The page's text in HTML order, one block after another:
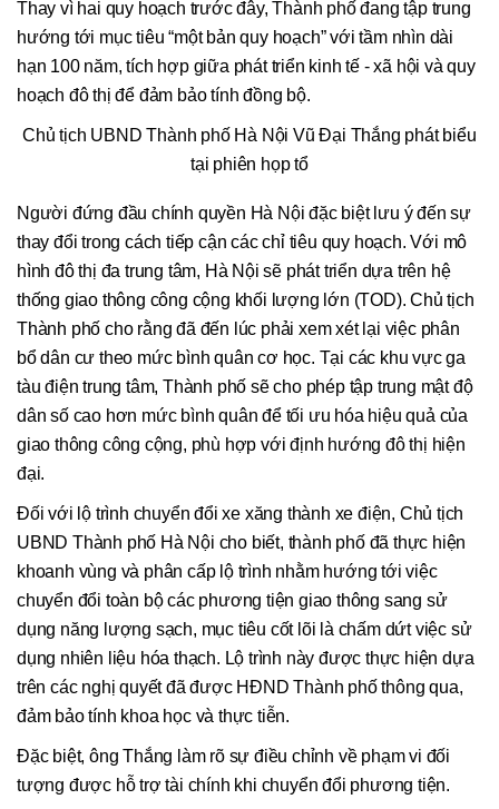
Thay vì hai quy hoạch trước đây, Thành phố đang tập trung
hướng tới mục tiêu “một bản quy hoạch” với tầm nhìn dài
hạn 100 năm, tích hợp giữa phát triển kinh tế - xã hội và quy
hoạch đô thị để đảm bảo tính đồng bộ.
Chủ tịch UBND Thành phố Hà Nội Vũ Đại Thắng phát biểu
tại phiên họp tổ
Người đứng đầu chính quyền Hà Nội đặc biệt lưu ý đến sự
thay đổi trong cách tiếp cận các chỉ tiêu quy hoạch. Với mô
hình đô thị đa trung tâm, Hà Nội sẽ phát triển dựa trên hệ
thống giao thông công cộng khối lượng lớn (TOD). Chủ tịch
Thành phố cho rằng đã đến lúc phải xem xét lại việc phân
bổ dân cư theo mức bình quân cơ học. Tại các khu vực ga
tàu điện trung tâm, Thành phố sẽ cho phép tập trung mật độ
dân số cao hơn mức bình quân để tối ưu hóa hiệu quả của
giao thông công cộng, phù hợp với định hướng đô thị hiện
đại.
Đối với lộ trình chuyển đổi xe xăng thành xe điện, Chủ tịch
UBND Thành phố Hà Nội cho biết, thành phố đã thực hiện
khoanh vùng và phân cấp lộ trình nhằm hướng tới việc
chuyển đổi toàn bộ các phương tiện giao thông sang sử
dụng năng lượng sạch, mục tiêu cốt lõi là chấm dứt việc sử
dụng nhiên liệu hóa thạch. Lộ trình này được thực hiện dựa
trên các nghị quyết đã được HĐND Thành phố thông qua,
đảm bảo tính khoa học và thực tiễn.
Đặc biệt, ông Thắng làm rõ sự điều chỉnh về phạm vi đối
tượng được hỗ trợ tài chính khi chuyển đổi phương tiện.